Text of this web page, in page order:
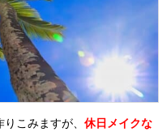
こみますが、 休日メイクな